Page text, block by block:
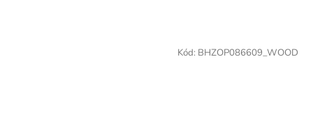
Kód: BHZOP086609_WOOD